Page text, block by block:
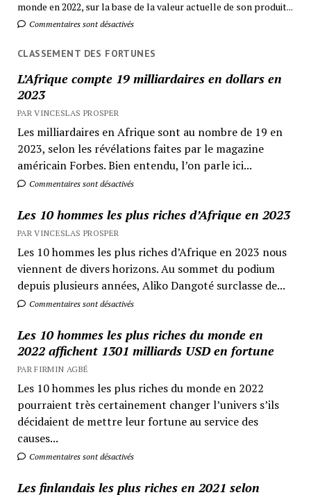
monde en 2022, sur la base de la valeur actuelle de son produit...
Commentaires sont désactivés
CLASSEMENT DES FORTUNES
L’Afrique compte 19 milliardaires en dollars en
2023
PAR VINCESLAS PROSPER
Les milliardaires en Afrique sont au nombre de 19 en
2023, selon les révélations faites par le magazine
américain Forbes. Bien entendu, l’on parle ici...
Commentaires sont désactivés
Les 10 hommes les plus riches d’Afrique en 2023
PAR VINCESLAS PROSPER
Les 10 hommes les plus riches d’Afrique en 2023 nous
viennent de divers horizons. Au sommet du podium
depuis plusieurs années, Aliko Dangoté surclasse de...
Commentaires sont désactivés
Les 10 hommes les plus riches du monde en
2022 affichent 1301 milliards USD en fortune
PAR FIRMIN AGBÉ
Les 10 hommes les plus riches du monde en 2022
pourraient très certainement changer l’univers s’ils
décidaient de mettre leur fortune au service des
causes...
Commentaires sont désactivés
Les finlandais les plus riches en 2021 selon